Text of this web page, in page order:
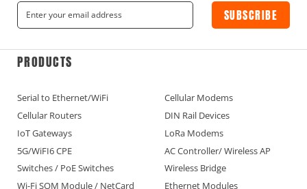
SUBSCRIBE
PRODUCTS
Serial to Ethernet/WiFi
Cellular Modems
Cellular Routers
DIN Rail Devices
IoT Gateways
LoRa Modems
5G/WiFI6 CPE
AC Controller/ Wireless AP
Switches / PoE Switches
Wireless Bridge
Wi-Fi SOM Module / NetCard
Ethernet Modules